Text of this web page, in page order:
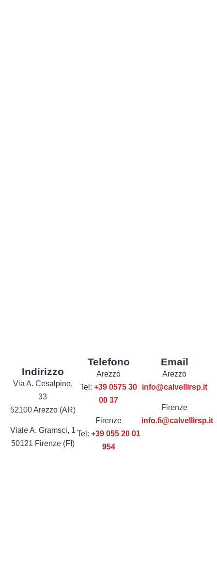
Indirizzo
Via A. Cesalpino,
33
52100 Arezzo (AR)
Viale A. Gramsci, 1
50121 Firenze (FI)
Telefono
Arezzo
Tel: +39 0575 30
00 37
Firenze
Tel: +39 055 20 01
954
Email
Arezzo
info@calvellirsp.it
Firenze
info.fi@calvellirsp.it